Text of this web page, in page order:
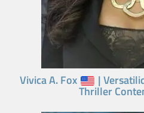
Vivica A. Fox |
Thriller